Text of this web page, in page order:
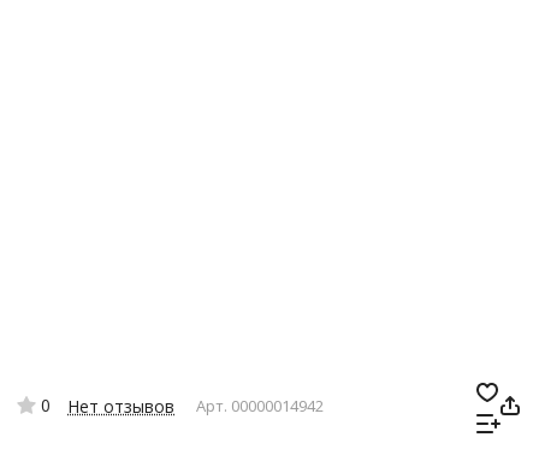
0 Нет отзывов Арт. 00000014942